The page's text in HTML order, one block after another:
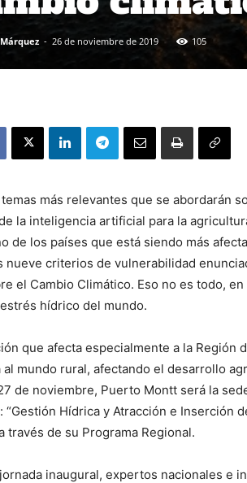
- 26 de noviembre de 2019 105
más relevantes que se abordarán
la inteligencia artificial para la
de los países que está siendo más
nueve criterios de vulnerabilidad
el Cambio Climático. Eso no es todo,
hídrico del mundo.
que afecta especialmente a la Región
al mundo rural, afectando el desarrollo
de noviembre, Puerto Montt será la
“Gestión Hídrica y Atracción e Inserción
través de su Programa Regional.
inaugural, expertos nacionales e